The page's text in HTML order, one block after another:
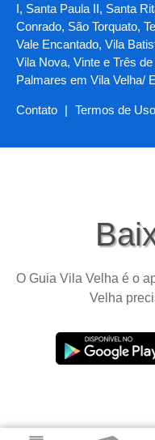
I, Santa Paula II, Santa
Conrado, São Torquato,
Vale Encantado, Vila
Vila Nova, Vinte e Três
Palmares em Vila Velha/
Contato | Termos de Uso
O Guia Vila Velha é o
Velha